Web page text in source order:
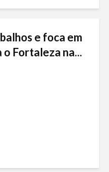
e foca em
Fortaleza na...